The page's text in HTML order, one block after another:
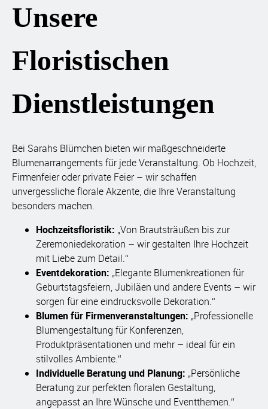
Unsere
Floristischen
Dienstleistungen
Bei Sarahs Blümchen bieten wir maßgeschneiderte
Blumenarrangements für jede Veranstaltung. Ob Hochzeit,
Firmenfeier oder private Feier – wir schaffen
unvergessliche florale Akzente, die Ihre Veranstaltung
besonders machen.
Hochzeitsfloristik: „Von Brautsträußen bis zur
Zeremoniedekoration – wir gestalten Ihre Hochzeit
mit Liebe zum Detail.“
Eventdekoration: „Elegante Blumenkreationen für
Geburtstagsfeiern, Jubiläen und andere Events – wir
sorgen für eine eindrucksvolle Dekoration.“
Blumen für Firmenveranstaltungen: „Professionelle
Blumengestaltung für Konferenzen,
Produktpräsentationen und mehr – ideal für ein
stilvolles Ambiente.“
Individuelle Beratung und Planung: „Persönliche
Beratung zur perfekten floralen Gestaltung,
angepasst an Ihre Wünsche und Eventthemen.“